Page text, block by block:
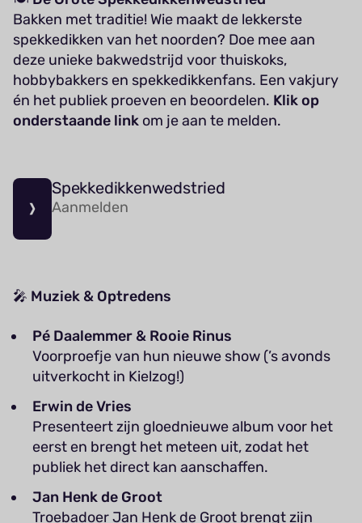
Bakken met traditie! Wie maakt de lekkerste
spekkedikken van het noorden? Doe mee aan
deze unieke bakwedstrijd voor thuiskoks,
hobbybakkers en spekkedikkenfans. Een vakjury
én het publiek proeven en beoordelen. Klik op
onderstaande link om je aan te melden.
Spekkedikkenwedstried
Aanmelden
🎤 Muziek & Optredens
Pé Daalemmer & Rooie Rinus
Voorproefje van hun nieuwe show (’s avonds
uitverkocht in Kielzog!)
Erwin de Vries
Presenteert zijn gloednieuwe album voor het
eerst en brengt het meteen uit, zodat het
publiek het direct kan aanschaffen.
Jan Henk de Groot
Troebadoer Jan Henk de Groot brengt zijn